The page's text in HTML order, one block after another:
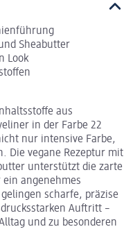
Sheabutter
Look
aus
in der Farbe 22
nur intensive Farbe,
Die vegane Rezeptur mit
unterstützt die zarte
angenehmes
scharfe, präzise
Auftritt –
und zu besonderen